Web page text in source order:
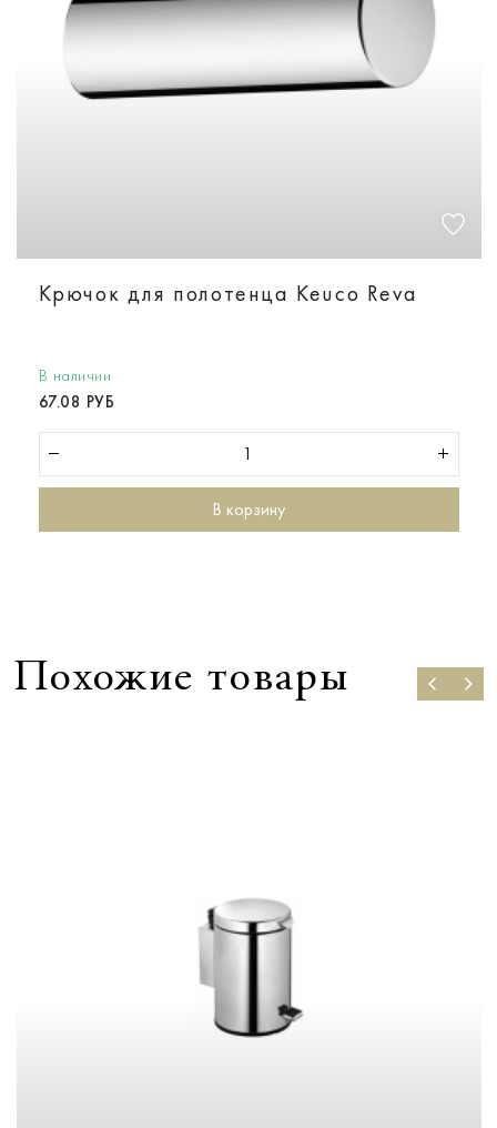
Крючок для полотенца Keuco Reva
В наличии
67.08 РУБ
В корзину
Похожие товары